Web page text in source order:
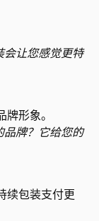
会让您感觉更特
形象。
品牌？它给您的
续包装支付更